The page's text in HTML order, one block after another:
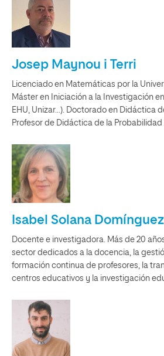
Josep Maynou i Terri
Licenciado en Matemáticas por la
Máster en Iniciación a la Investigación
EHU, Unizar...). Doctorado en Didáctica
Profesor de Didáctica de la Probabilidad
Isabel Solana Domínguez
Docente e investigadora. Más de 20
sector dedicados a la docencia, la
formación continua de profesores, la
centros educativos y la investigación